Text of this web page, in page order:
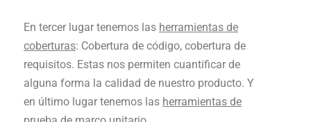
En tercer lugar tenemos las herramientas de
coberturas: Cobertura de código, cobertura de
requisitos. Estas nos permiten cuantificar de
alguna forma la calidad de nuestro producto. Y
en último lugar tenemos las herramientas de